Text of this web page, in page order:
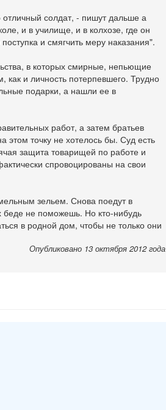
солдат, - пишут дальше а
и в училище, и в колхозе, где он
и смягчить меру наказания".
в которых смирные, непьющие
как и личность потерпевшего. Трудно
подарки, а нашли ее в
работ, а затем братьев
этом точку не хотелось бы. Суд есть
защита товарищей по работе и
спровоцированы на свои
зельем. Снова поедут в
беде не поможешь. Но кто-нибудь
в родной дом, чтобы не только они
Опубликовано 13 октября 2012 года